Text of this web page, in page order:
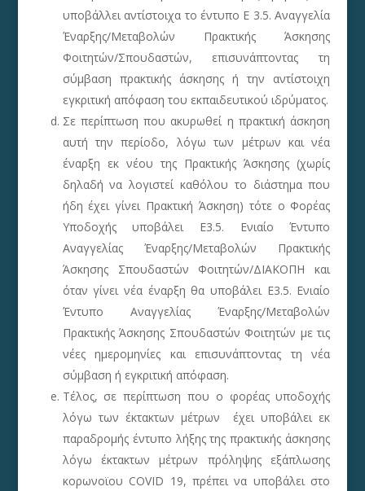
υποβάλλει αντίστοιχα το έντυπο Ε 3.5. Αναγγελία
Έναρξης/Μεταβολών Πρακτικής Άσκησης
Φοιτητών/Σπουδαστών, επισυνάπτοντας τη
σύμβαση πρακτικής άσκησης ή την αντίστοιχη
εγκριτική απόφαση του εκπαιδευτικού ιδρύματος.
Σε περίπτωση που ακυρωθεί η πρακτική άσκηση
αυτή την περίοδο, λόγω των μέτρων και νέα
έναρξη εκ νέου της Πρακτικής Άσκησης (χωρίς
δηλαδή να λογιστεί καθόλου το διάστημα που
ήδη έχει γίνει Πρακτική Άσκηση) τότε ο Φορέας
Υποδοχής υποβάλει Ε3.5. Ενιαίο Έντυπο
Αναγγελίας Έναρξης/Μεταβολών Πρακτικής
Άσκησης Σπουδαστών Φοιτητών/ΔΙΑΚΟΠΗ και
όταν γίνει νέα έναρξη θα υποβάλει Ε3.5. Ενιαίο
Έντυπο Αναγγελίας Έναρξης/Μεταβολών
Πρακτικής Άσκησης Σπουδαστών Φοιτητών με τις
νέες ημερομηνίες και επισυνάπτοντας τη νέα
σύμβαση ή εγκριτική απόφαση.
Τέλος, σε περίπτωση που ο φορέας υποδοχής
λόγω των έκτακτων μέτρων έχει υποβάλει εκ
παραδρομής έντυπο λήξης της πρακτικής άσκησης
λόγω έκτακτων μέτρων πρόληψης εξάπλωσης
κορωνοϊου COVID 19, πρέπει να υποβάλει στο